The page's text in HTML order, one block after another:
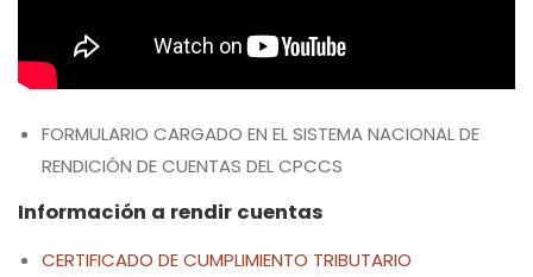
FORMULARIO CARGADO EN EL SISTEMA NACIONAL DE
RENDICIÓN DE CUENTAS DEL CPCCS
Información a rendir cuentas
CERTIFICADO DE CUMPLIMIENTO TRIBUTARIO